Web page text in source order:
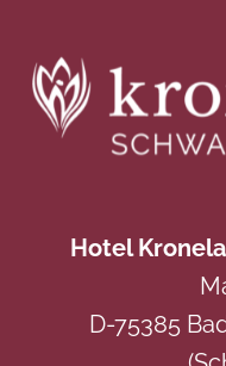
Hotel
D-75385